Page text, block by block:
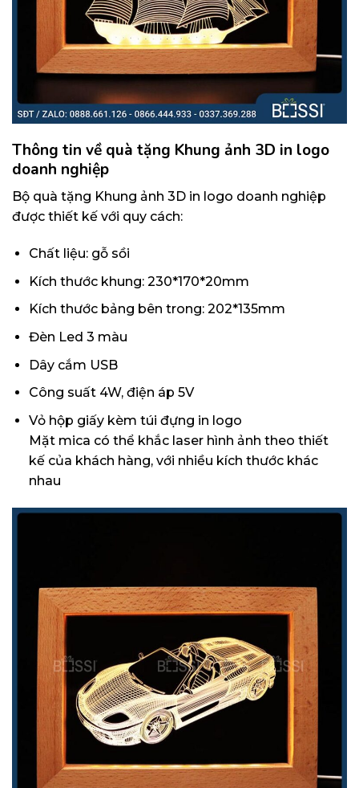
Thông tin về quà tặng Khung ảnh 3D in logo
doanh nghiệp
Bộ quà tặng Khung ảnh 3D in logo doanh nghiệp
được thiết kế với quy cách:
Chất liệu: gỗ sồi
Kích thước khung: 230*170*20mm
Kích thước bảng bên trong: 202*135mm
Đèn Led 3 màu
Dây cắm USB
Công suất 4W, điện áp 5V
Vỏ hộp giấy kèm túi đựng in logo
Mặt mica có thể khắc laser hình ảnh theo thiết
kế của khách hàng, với nhiều kích thước khác
nhau